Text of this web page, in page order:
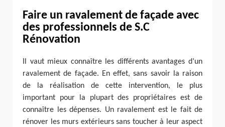
Faire un ravalement de façade avec
des professionnels de S.C
Rénovation
Il vaut mieux connaître les différents avantages d’un
ravalement de façade. En effet, sans savoir la raison
de la réalisation de cette intervention, le plus
important pour la plupart des propriétaires est de
connaître les dépenses. Un ravalement est le fait de
rénover les murs extérieurs sans toucher à leur aspect